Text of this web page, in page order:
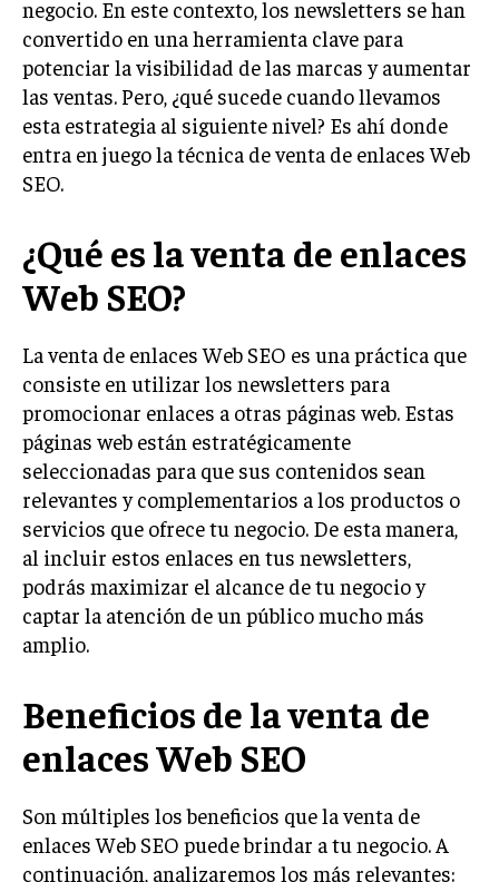
LIFESTYLE
ESTRATEGIAS DE MARKETING
AGENCIAS DE POSICIONAMIENTO WEB SEO
MARKETING DIGITAL
PUBLICIDAD
VENTAS Y PERSUASIÓN
GESTIÓN DE PRODUCTOS
COMUNICACIÓN CORPORATIVA
GESTIÓN DE MARCA
INVESTIGACIÓN DE MERCADO
GESTIÓN DE CLIENTES
INNOVACIÓN EMPRESARIAL
GESTIÓN DEL CAMBIO
negocio. En este contexto, los newsletters se han
convertido en una herramienta clave para
potenciar la visibilidad de las marcas y aumentar
las ventas. Pero, ¿qué sucede cuando llevamos
esta estrategia al siguiente nivel? Es ahí donde
entra en juego la técnica de venta de enlaces Web
SEO.
¿Qué es la venta de enlaces
Web SEO?
La venta de enlaces Web SEO es una práctica que
consiste en utilizar los newsletters para
promocionar enlaces a otras páginas web. Estas
páginas web están estratégicamente
seleccionadas para que sus contenidos sean
relevantes y complementarios a los productos o
servicios que ofrece tu negocio. De esta manera,
al incluir estos enlaces en tus newsletters,
podrás maximizar el alcance de tu negocio y
captar la atención de un público mucho más
amplio.
Beneficios de la venta de
enlaces Web SEO
Son múltiples los beneficios que la venta de
enlaces Web SEO puede brindar a tu negocio. A
continuación, analizaremos los más relevantes: